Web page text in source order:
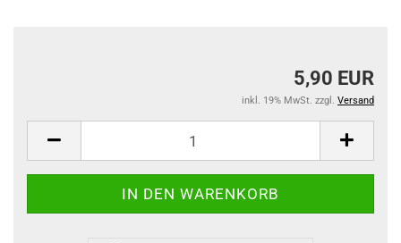
5,90 EUR
inkl. 19% MwSt. zzgl. Versand